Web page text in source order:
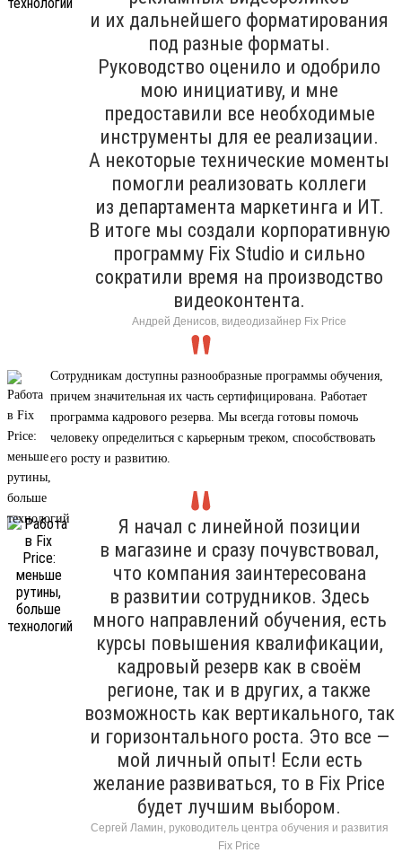
и их дальнейшего форматирования
под разные форматы.
Руководство оценило и одобрило
мою инициативу, и мне
предоставили все необходимые
инструменты для ее реализации.
А некоторые технические моменты
помогли реализовать коллеги
из департамента маркетинга и ИТ.
В итоге мы создали корпоративную
программу Fix Studio и сильно
сократили время на производство
видеоконтента.
Андрей Денисов, видеодизайнер Fix Price
Сотрудникам доступны разнообразные программы обучения,
причем значительная их часть сертифицирована. Работает
программа кадрового резерва. Мы всегда готовы помочь
человеку определиться с карьерным треком, способствовать
его росту и развитию.
Я начал с линейной позиции
в магазине и сразу почувствовал,
что компания заинтересована
в развитии сотрудников. Здесь
много направлений обучения, есть
курсы повышения квалификации,
кадровый резерв как в своём
регионе, так и в других, а также
возможность как вертикального, так
и горизонтального роста. Это все —
мой личный опыт! Если есть
желание развиваться, то в Fix Price
будет лучшим выбором.
Сергей Ламин, руководитель центра обучения и развития
Fix Price